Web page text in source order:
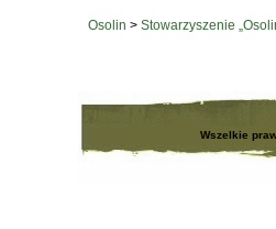
Osolin > Stowarzyszenie
Wszelkie